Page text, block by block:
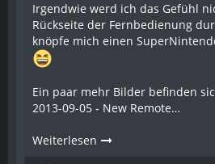
Irgendwie werd ich das Gefühl
Rückseite der Fernbedienung
knöpfe mich einen
Ein paar mehr Bilder befinden
2013-09-05 - New Remote…
Weiterlesen